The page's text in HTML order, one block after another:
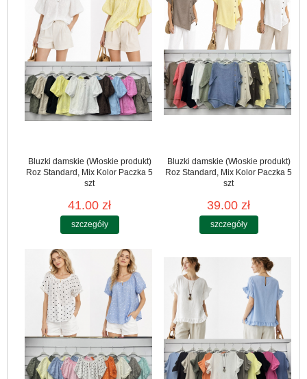
Bluzki damskie (Włoskie produkt)
Roz Standard, Mix Kolor Paczka 5
szt
41.00 zł
szczegóły
Bluzki damskie (Włoskie produkt)
Roz Standard, Mix Kolor Paczka 5
szt
39.00 zł
szczegóły